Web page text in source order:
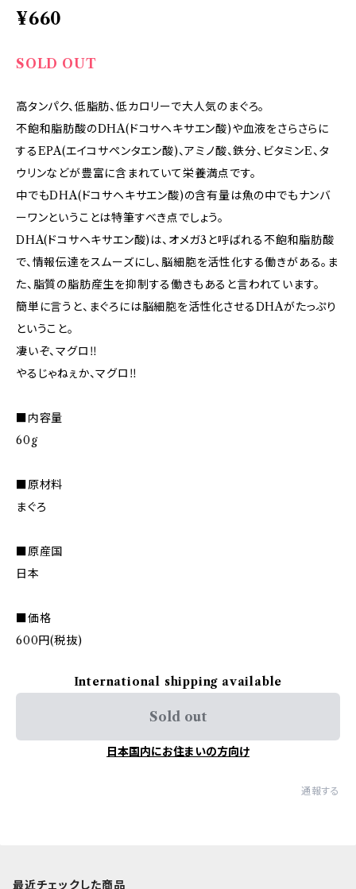
¥660
SOLD OUT
高タンパク、低脂肪、低カロリーで大人気のまぐろ。
不飽和脂肪酸のDHA(ドコサヘキサエン酸)や血液をさらさらに
するEPA(エイコサペンタエン酸)、アミノ酸、鉄分、ビタミンE、タ
ウリンなどが豊富に含まれていて栄養満点です。
中でもDHA(ドコサヘキサエン酸)の含有量は魚の中でもナンバ
ーワンということは特筆すべき点でしょう。
DHA(ドコサヘキサエン酸)は、オメガ3と呼ばれる不飽和脂肪酸
で、情報伝達をスムーズにし、脳細胞を活性化する働きがある。ま
た、脂質の脂肪産生を抑制する働きもあると言われています。
簡単に言うと、まぐろには脳細胞を活性化させるDHAがたっぷり
ということ。
凄いぞ、マグロ‼︎
やるじゃねぇか、マグロ‼︎
■内容量
60g
■原材料
まぐろ
■原産国
日本
■価格
600円(税抜)
International shipping available
Sold out
日本国内にお住まいの方向け
通報する
最近チェックした商品